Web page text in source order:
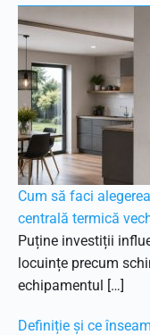
Cum să faci
centrală termică
Puține investiții
locuințe precum
echipamentul […]
Definiție și ce